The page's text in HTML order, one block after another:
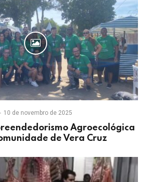
10 de novembro de 2025
Agroecológica
de Vera Cruz